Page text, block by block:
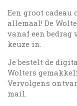
Een groot
allemaal! De
vanaf een bedrag
keuze in.
Je bestelt de
Wolters
Vervolgens
mail.